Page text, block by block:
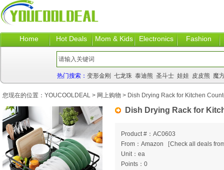
Home Hot Deals Mom & Kids Electronics Fashion
热门搜索： 变形金刚 七龙珠 泰迪熊 圣斗士 娃娃 皮皮熊 魔
Dish Drying Rack for
Product #：AC0603
From：Amazon
[Check all deals
Unit：ea
Points：0
您现在的位置： YOUCOOLDEAL > 网上购物 > Dish Drying Rack for Kitchen